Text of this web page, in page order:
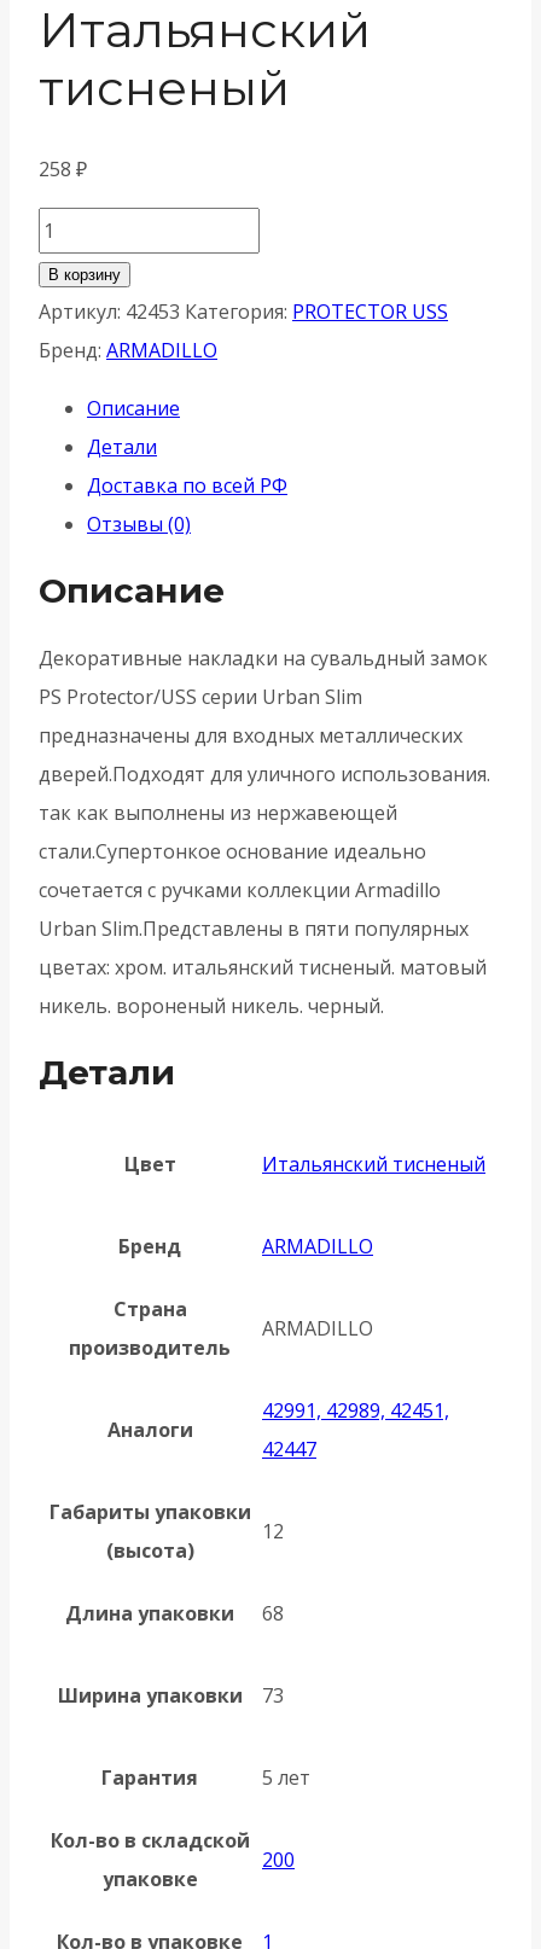
Итальянский
тисненый
258 ₽
Количество
товара
Накладка
Armadillo
сувальдный
замок
ESC.S-
auto.USS/K
Protector/USS)
MWSC
-
Итальянский
тисненый
В корзину
Артикул: 42453 Категория: PROTECTOR USS
Бренд: ARMADILLO
Описание
Детали
Доставка по всей РФ
Отзывы (0)
Описание
Декоративные накладки на сувальдный замок
PS Protector/USS серии Urban Slim
предназначены для входных металлических
дверей.Подходят для уличного использования.
так как выполнены из нержавеющей
стали.Супертонкое основание идеально
сочетается с ручками коллекции Armadillo
Urban Slim.Представлены в пяти популярных
цветах: хром. итальянский тисненый. матовый
никель. вороненый никель. черный.
Детали
Цвет Итальянский тисненый
Бренд ARMADILLO
Страна
производитель
ARMADILLO
Аналоги
42991, 42989, 42451,
42447
Габариты упаковки
(высота)
12
Длина упаковки 68
Ширина упаковки 73
Гарантия 5 лет
Кол-во в складской
упаковке
200
Кол-во в упаковке 1